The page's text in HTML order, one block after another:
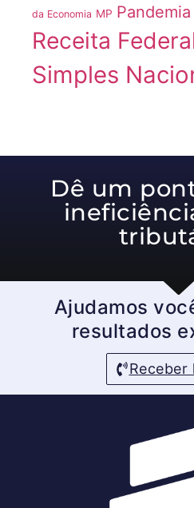
da Economia MP Pandemia
Receita
Simples
Dê um
Ajudamos
resultados
Receber